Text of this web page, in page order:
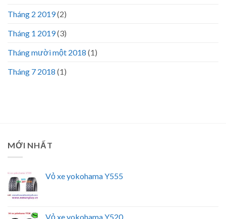
Tháng 2 2019(2)
Tháng 1 2019(3)
Tháng mười một 2018 (1)
Tháng 7 2018 (1)
MỚI NHẤT
Vỏ xe yokohama Y555
Vỏ xe yokohama Y520